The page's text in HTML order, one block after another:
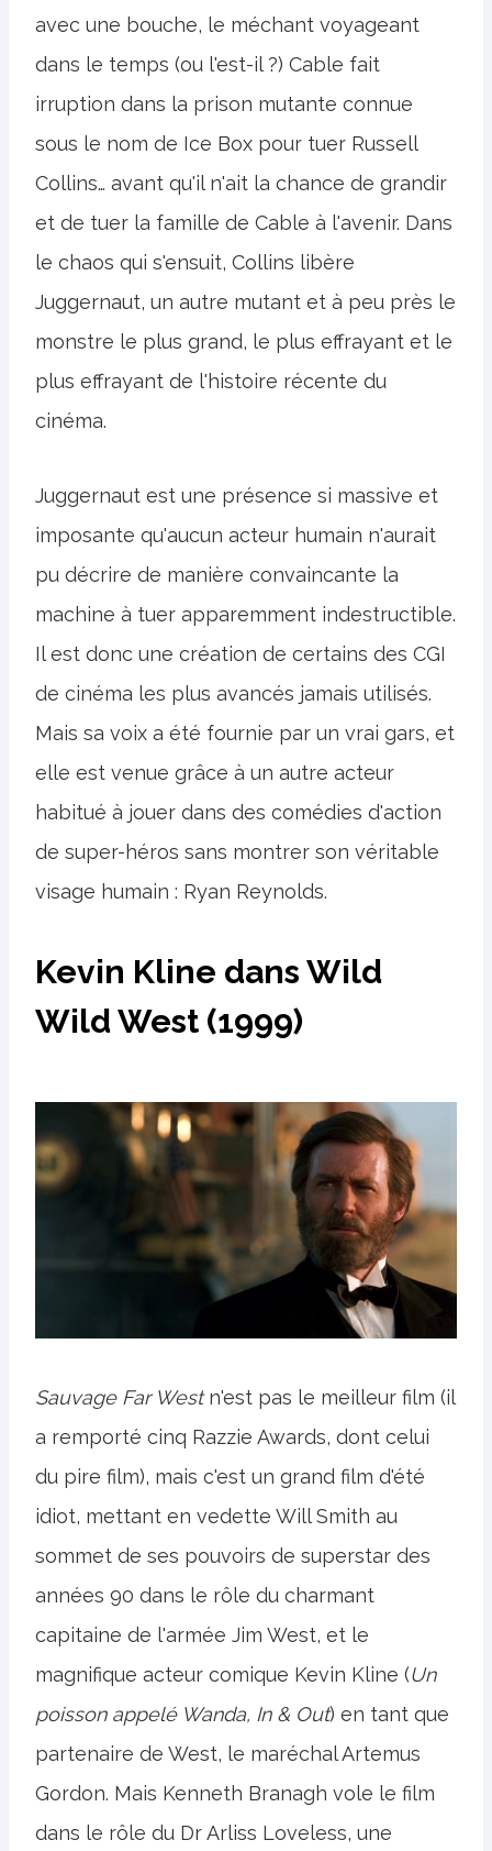
avec une bouche, le méchant voyageant
dans le temps (ou l'est-il ?) Cable fait
irruption dans la prison mutante connue
sous le nom de Ice Box pour tuer Russell
Collins… avant qu'il n'ait la chance de grandir
et de tuer la famille de Cable à l'avenir. Dans
le chaos qui s'ensuit, Collins libère
Juggernaut, un autre mutant et à peu près le
monstre le plus grand, le plus effrayant et le
plus effrayant de l'histoire récente du
cinéma.
Juggernaut est une présence si massive et
imposante qu'aucun acteur humain n'aurait
pu décrire de manière convaincante la
machine à tuer apparemment indestructible.
Il est donc une création de certains des CGI
de cinéma les plus avancés jamais utilisés.
Mais sa voix a été fournie par un vrai gars, et
elle est venue grâce à un autre acteur
habitué à jouer dans des comédies d'action
de super-héros sans montrer son véritable
visage humain : Ryan Reynolds.
Kevin Kline dans Wild
Wild West (1999)
Sauvage Far Westn'est pas le meilleur film (il
a remporté cinq Razzie Awards, dont celui
du pire film), mais c'est un grand film d'été
idiot, mettant en vedette Will Smith au
sommet de ses pouvoirs de superstar des
années 90 dans le rôle du charmant
capitaine de l'armée Jim West, et le
magnifique acteur comique Kevin Kline (Un
poisson appelé Wanda, In & Out) en tant que
partenaire de West, le maréchal Artemus
Gordon. Mais Kenneth Branagh vole le film
dans le rôle du Dr Arliss Loveless, une